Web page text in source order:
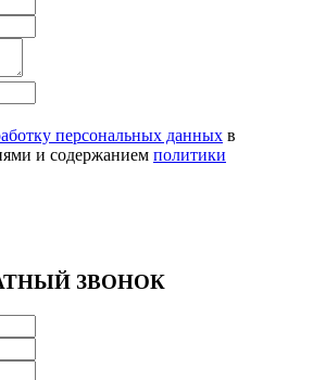
персональных данных в
и содержанием политики
ЗВОНОК